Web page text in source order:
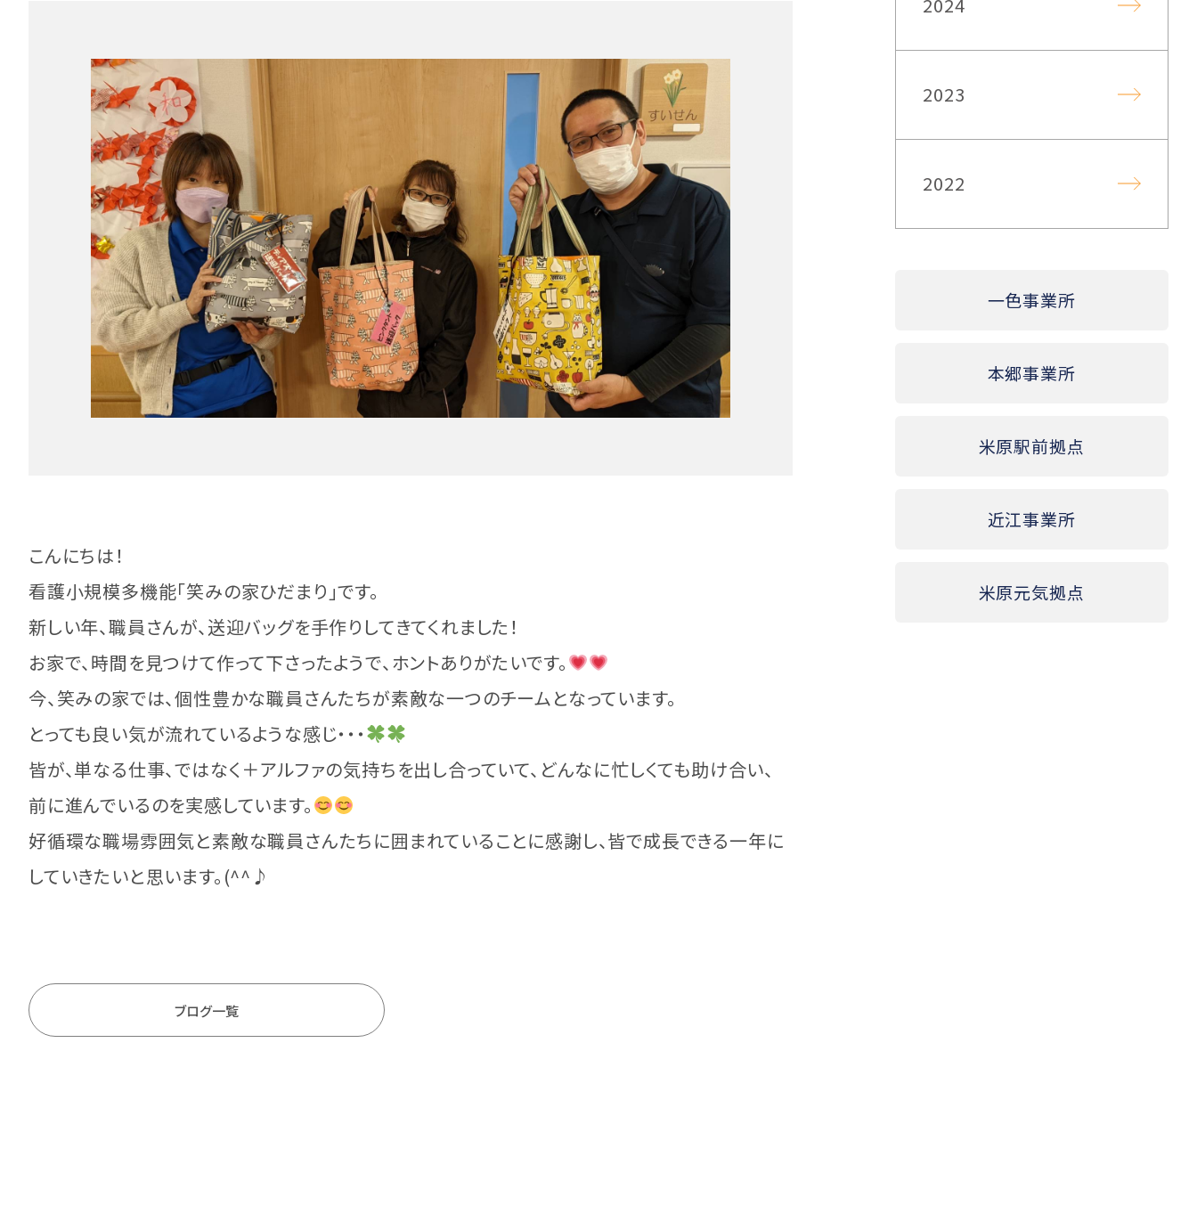
こんにちは！
看護小規模多機能「笑みの家ひだまり」です。
新しい年、職員さんが、送迎バッグを手作りしてきてくれました！
お家で、時間を見つけて作って下さったようで、ホントありがたいです。
今、笑みの家では、個性豊かな職員さんたちが素敵な一つのチームとなっています。
とっても良い気が流れているような感じ・・・
皆が、単なる仕事、ではなく＋アルファの気持ちを出し合っていて、どんなに忙しくても助け合い、
前に進んでいるのを実感しています。
好循環な職場雰囲気と素敵な職員さんたちに囲まれていることに感謝し、皆で成長できる一年に
していきたいと思います。(^^♪
ブログ一覧
2023
2022
一色事業所
本郷事業所
米原駅前拠点
近江事業所
米原元気拠点